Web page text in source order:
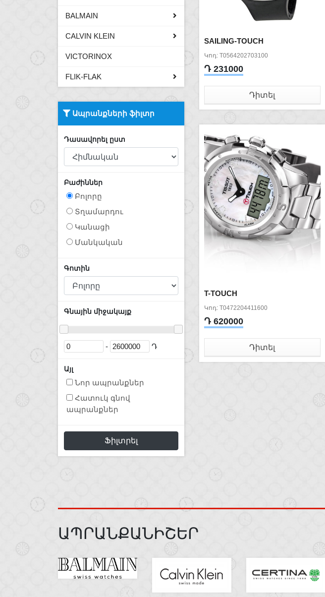
BALMAIN
CALVIN KLEIN
VICTORINOX
FLIK-FLAK
Ապրանքների ֆիլտր
Դասավորել ըստ
Բաժիններ
Բոլորը
Տղամարդու
Կանացի
Մանկական
Գոտին
Գնային միջակայք
- Դ
Այլ
Նոր ապրանքներ
Հատուկ գնով
ապրանքներ
Ֆիլտրել
SAILING-TOUCH
Կոդ: T0564202703100
Դ 231000
Դիտել
T-TOUCH
Կոդ: T0472204411600
Դ 620000
Դիտել
ԱՊՐԱՆՔԱՆԻՇԵՐ